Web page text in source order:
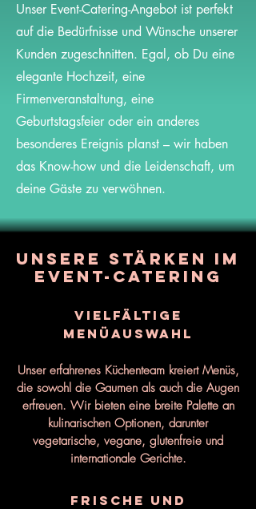
Unser Event-Catering-Angebot ist perfekt
auf die Bedürfnisse und Wünsche unserer
Kunden zugeschnitten. Egal, ob Du eine
elegante Hochzeit, eine
Firmenveranstaltung, eine
Geburtstagsfeier oder ein anderes
besonderes Ereignis planst – wir haben
das Know-how und die Leidenschaft, um
deine Gäste zu verwöhnen.
Unsere Stärken im
Event-Catering
Vielfältige
Menüauswahl
Unser erfahrenes Küchenteam kreiert Menüs,
die sowohl die Gaumen als auch die Augen
erfreuen. Wir bieten eine breite Palette an
kulinarischen Optionen, darunter
vegetarische, vegane, glutenfreie und
internationale Gerichte.
Frische und